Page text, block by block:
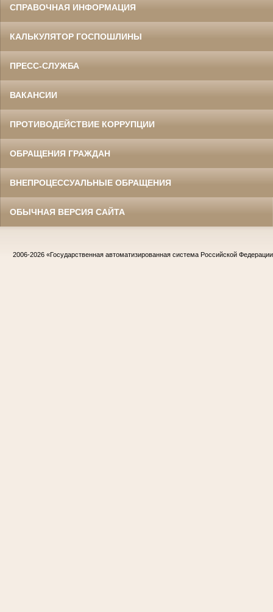
СПРАВОЧНАЯ ИНФОРМАЦИЯ
КАЛЬКУЛЯТОР ГОСПОШЛИНЫ
ПРЕСС-СЛУЖБА
ВАКАНСИИ
ПРОТИВОДЕЙСТВИЕ КОРРУПЦИИ
ОБРАЩЕНИЯ ГРАЖДАН
ВНЕПРОЦЕССУАЛЬНЫЕ ОБРАЩЕНИЯ
ОБЫЧНАЯ ВЕРСИЯ САЙТА
2006-2026 «Государственная автоматизированная система Российской